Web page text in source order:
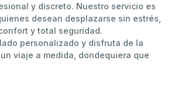
y discreto. Nuestro servicio es
desean desplazarse sin estrés,
y total seguridad.
personalizado y disfruta de la
viaje a medida, dondequiera que